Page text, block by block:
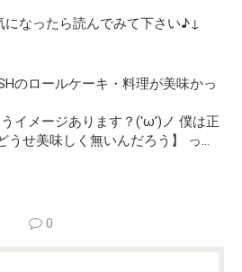
になったら読んでみて下さい♪↓
のロールケーキ・料理が美味かっ
イメージあります？(‘ω’)ノ 僕は正
うせ美味しく無いんだろう】 っ…
0